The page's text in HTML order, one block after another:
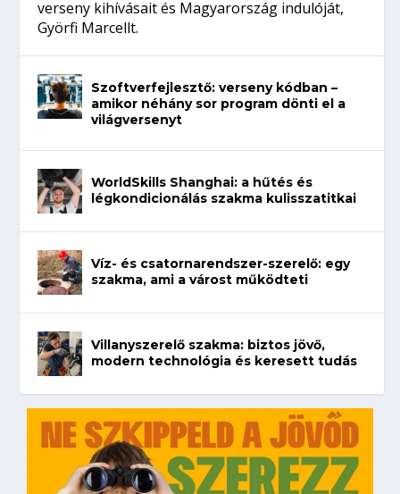
verseny kihívásait és Magyarország indulóját,
Györfi Marcellt.
Szoftverfejlesztő: verseny kódban –
amikor néhány sor program dönti el a
világversenyt
WorldSkills Shanghai: a hűtés és
légkondicionálás szakma kulisszatitkai
Víz- és csatornarendszer-szerelő: egy
szakma, ami a várost működteti
Villanyszerelő szakma: biztos jövő,
modern technológia és keresett tudás